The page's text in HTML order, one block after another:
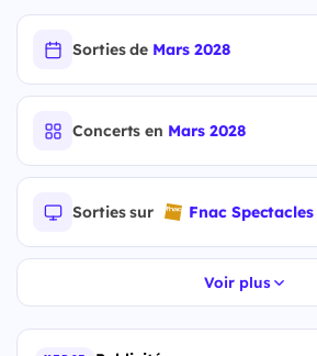
Sorties de Mars 2028
Concerts en Mars 2028
Sorties sur Fnac Spectacles
Voir plus